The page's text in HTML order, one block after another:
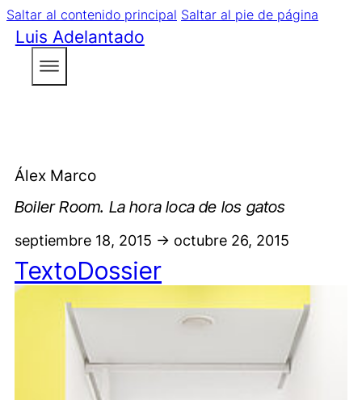
Saltar al contenido principal Saltar al pie de página
Luis Adelantado
Álex Marco
Boiler Room. La hora loca de los gatos
septiembre 18, 2015 -> octubre 26, 2015
TextoDossier